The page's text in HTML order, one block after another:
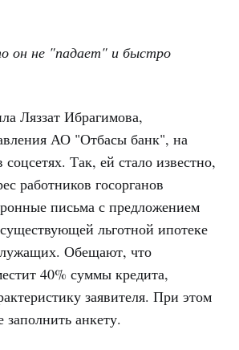
он не "падает" и быстро
Ляззат Ибрагимова,
АО "Отбасы банк", на
Так, ей стало известно,
работников госорганов
письма с предложением
льготной ипотеке
Обещают, что
40% суммы кредита,
заявителя. При этом
заполнить анкету.